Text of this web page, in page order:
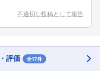
した
しませんか？
不適切な投稿として報告
評価 全17件